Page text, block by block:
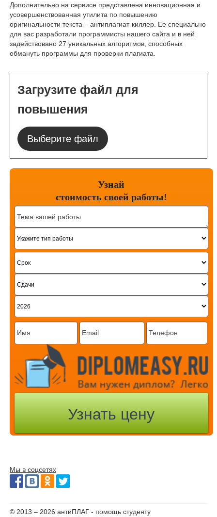
Дополнительно на сервисе представлена инновационная и
усовершенствованная утилита по повышению
оригинальности текста – антиплагиат-киллер. Ее специально
для вас разработали программисты нашего сайта и в ней
задействовано 27 уникальных алгоритмов, способных
обмануть программы для проверки плагиата.
Загрузите файл для
повышения
Выберите файл
Узнай
стоимость своей работы!
Мы в соцсетях
© 2013 – 2026 антиПЛАГ - помощь студенту